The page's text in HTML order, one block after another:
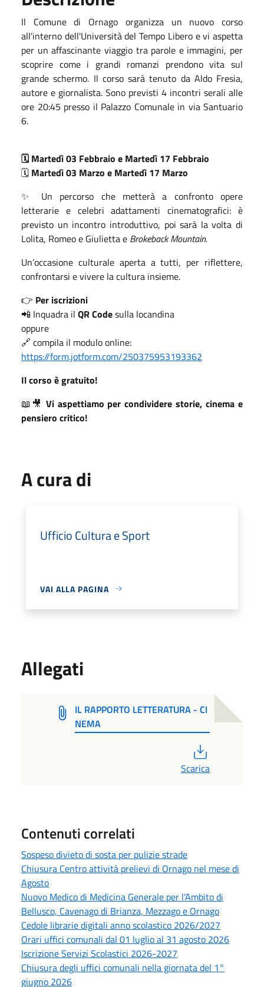
Il Comune di Ornago organizza un nuovo corso
all'interno dell'Università del Tempo Libero e vi aspetta
per un affascinante viaggio tra parole e immagini, per
scoprire come i grandi romanzi prendono vita sul
grande schermo. Il corso sarà tenuto da Aldo Fresia,
autore e giornalista. Sono previsti 4 incontri serali alle
ore 20:45 presso il Palazzo Comunale in via Santuario
6.
🗓 Martedì 03 Febbraio e Martedì 17 Febbraio
🗓 Martedì 03 Marzo e Martedì 17 Marzo
✨ Un percorso che metterà a confronto opere
letterarie e celebri adattamenti cinematografici: è
previsto un incontro introduttivo, poi sarà la volta di
Lolita, Romeo e Giulietta e Brokeback Mountain.
Un’occasione culturale aperta a tutti, per riflettere,
confrontarsi e vivere la cultura insieme.
👉 Per iscrizioni
📲 Inquadra il QR Codesulla locandina
oppure
🔗 compila il modulo online:
https://form.jotform.com/250375953193362
Il corso è gratuito!
📖🎥 Vi aspettiamo per condividere storie, cinema e
pensiero critico!
A cura di
Ufficio Cultura e Sport
VAI ALLA PAGINA
Allegati
IL RAPPORTO LETTERATURA - CI
NEMA
Scarica
Contenuti correlati
Sospeso divieto di sosta per pulizie strade
Chiusura Centro attività prelievi di Ornago nel mese di
Agosto
Nuovo Medico di Medicina Generale per l'Ambito di
Bellusco, Cavenago di Brianza, Mezzago e Ornago
Cedole librarie digitali anno scolastico 2026/2027
Orari uffici comunali dal 01 luglio al 31 agosto 2026
Iscrizione Servizi Scolastici 2026-2027
Chiusura degli uffici comunali nella giornata del 1°
giugno 2026